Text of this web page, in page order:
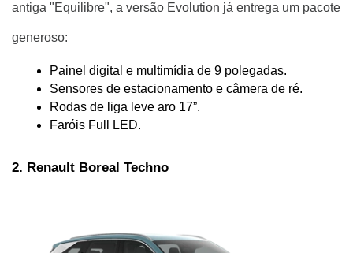
antiga "Equilibre", a versão Evolution já entrega um pacote
generoso:
Painel digital e multimídia de 9 polegadas.
Sensores de estacionamento e câmera de ré.
Rodas de liga leve aro 17”.
Faróis Full LED.
2. Renault Boreal Techno